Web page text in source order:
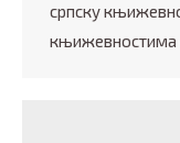
српску
књижевностима